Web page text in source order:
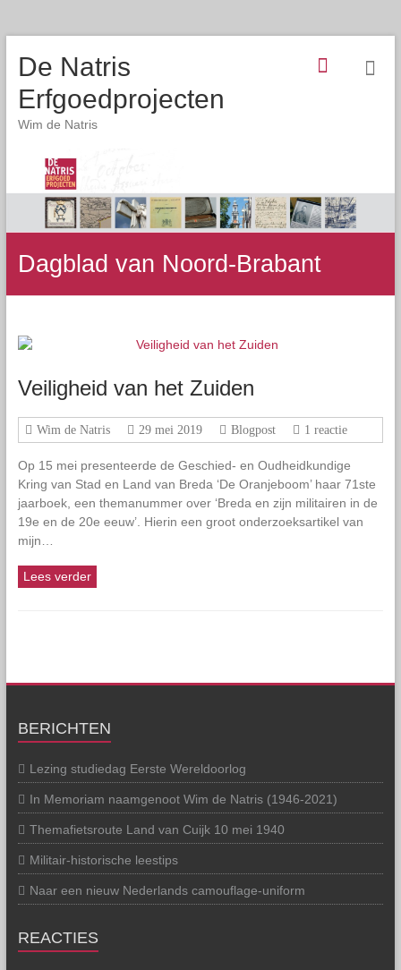
De Natris
Erfgoedprojecten
Wim de Natris
Dagblad van Noord-Brabant
Veiligheid van het Zuiden
Wim de Natris 29 mei 2019 Blogpost 1 reactie
Op 15 mei presenteerde de Geschied- en Oudheidkundige
Kring van Stad en Land van Breda ‘De Oranjeboom’ haar 71ste
jaarboek, een themanummer over ‘Breda en zijn militairen in de
19e en de 20e eeuw’. Hierin een groot onderzoeksartikel van
mijn…
Lees verder
BERICHTEN
Lezing studiedag Eerste Wereldoorlog
In Memoriam naamgenoot Wim de Natris (1946-2021)
Themafietsroute Land van Cuijk 10 mei 1940
Militair-historische leestips
Naar een nieuw Nederlands camouflage-uniform
REACTIES